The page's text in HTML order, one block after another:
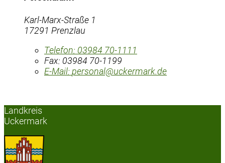
Karl-Marx-Straße 1
17291 Prenzlau
Telefon: 03984 70-1111
Fax: 03984 70-1199
E-Mail: personal@uckermark.de
Landkreis
Uckermark